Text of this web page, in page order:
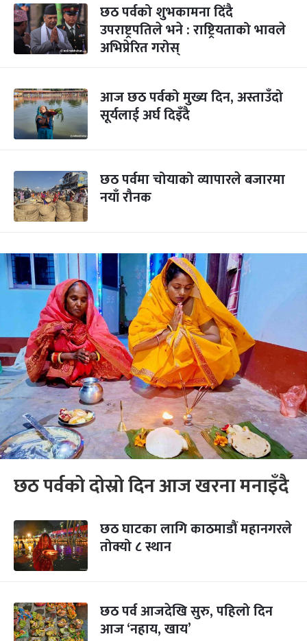
छठ पर्वको शुभकामना दिंदै
उपराष्ट्रपतिले भने : राष्ट्रियताको भावले
अभिप्रेरित गरोस्
आज छठ पर्वको मुख्य दिन, अस्ताउँदो
सूर्यलाई अर्घ दिइँदै
छठ पर्वमा चोयाको व्यापारले बजारमा
नयाँ रौनक
छठ पर्वको दोस्रो दिन आज खरना मनाइँदै
छठ घाटका लागि काठमाडौं महानगरले
तोक्यो ८ स्थान
छठ पर्व आजदेखि सुरु, पहिलो दिन
आज ‘नहाय, खाय’